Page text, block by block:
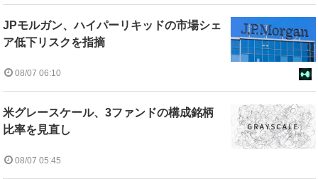
JPモルガン、ハイパーリキッドの市場シェ
ア低下リスクを指摘
08/07 06:10
米グレースケール、3ファンドの構成銘柄
比率を見直し
08/07 05:45